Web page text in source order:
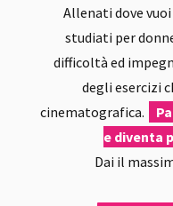
Allenati dove
studiati per
difficoltà ed
degli esercizi
cinematografica.
e diventa
Dai il